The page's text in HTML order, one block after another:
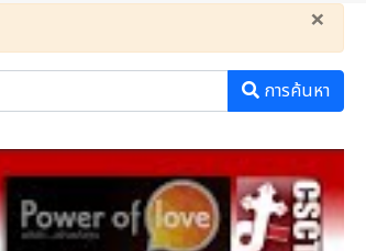
×
การค้นหา